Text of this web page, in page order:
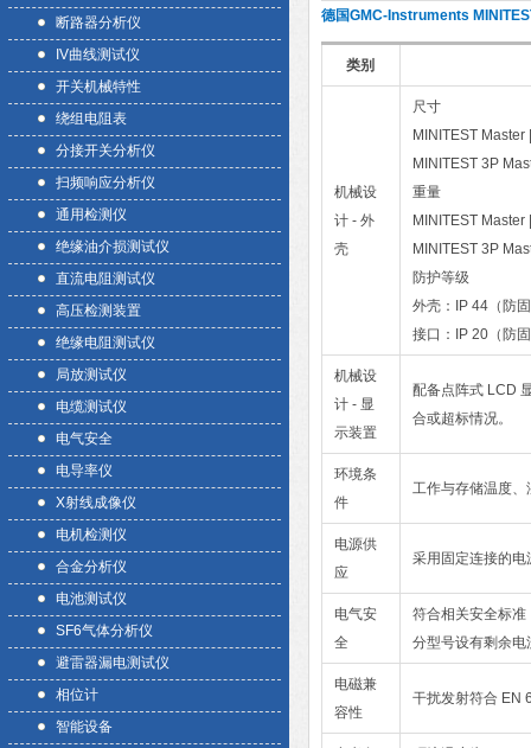
断路器分析仪
IV曲线测试仪
开关机械特性
绕组电阻表
分接开关分析仪
扫频响应分析仪
通用检测仪
绝缘油介损测试仪
直流电阻测试仪
高压检测装置
绝缘电阻测试仪
局放测试仪
电缆测试仪
电气安全
电导率仪
X射线成像仪
电机检测仪
合金分析仪
电池测试仪
SF6气体分析仪
避雷器漏电测试仪
相位计
智能设备
德国GMC-Instruments
类别
机械设
计 - 外
壳
尺寸
MINITEST
MINITEST 3P
重量
MINITEST
MINITEST 3P
防护等级
外壳：IP 44（防
接口：IP 20（防
机械设
计 - 显
示装置
配备点阵式 LCD
合或超标情况。
环境条
件
工作与存储温度
电源供
应
采用固定连接的
电气安
全
符合相关安全标
分型号设有剩余
电磁兼
容性
干扰发射符合 EN